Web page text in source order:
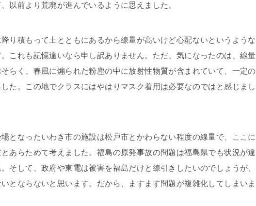
以前より荒廃が進んでいるように思えました。
り積もって土とともにあるから線量が高いけど心配ないというような
これも記憶違いなら申し訳ありません。ただ、気になったのは、線量
らく、春風に煽られた粉塵の中に放射性物質が含まれていて、一定の
た。この地でクラスにはやはりマスク着用は必要なのではと感じまし
となったいわき市の施設は松戸市とかわらない程度の線量で、ここに
あらためて考えました。福島の原発事故の問題は福島県でも状況が違
そして、政府や東電は被害を福島だけと線引きしたいのでしょうが、
とならないと思います。だから、ますます問題が複雑化してしまいま